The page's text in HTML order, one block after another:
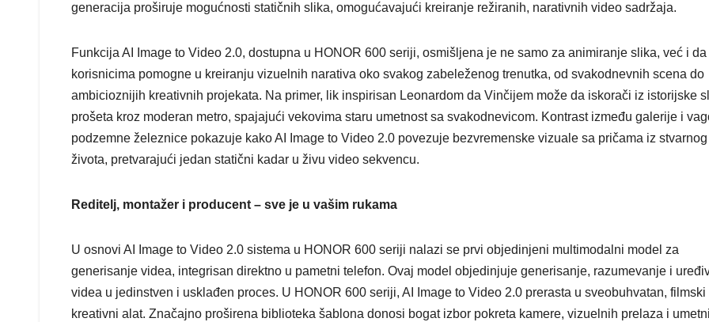
generacija proširuje mogućnosti statičnih slika, omogućavajući kreiranje režiranih, narativnih video sadržaja.
Funkcija AI Image to Video 2.0, dostupna u HONOR 600 seriji, osmišljena je ne samo za animiranje slika, već i da
korisnicima pomogne u kreiranju vizuelnih narativa oko svakog zabeleženog trenutka, od svakodnevnih scena do
ambicioznijih kreativnih projekata. Na primer, lik inspirisan Leonardom da Vinčijem može da iskorači iz istorijske
prošeta kroz moderan metro, spajajući vekovima staru umetnost sa svakodnevicom. Kontrast između galerije i
podzemne železnice pokazuje kako AI Image to Video 2.0 povezuje bezvremenske vizuale sa pričama iz stvarnog
života, pretvarajući jedan statični kadar u živu video sekvencu.
Reditelj, montažer i producent – sve je u vašim rukama
U osnovi AI Image to Video 2.0 sistema u HONOR 600 seriji nalazi se prvi objedinjeni multimodalni model za
generisanje videa, integrisan direktno u pametni telefon. Ovaj model objedinjuje generisanje, razumevanje i
videa u jedinstven i usklađen proces. U HONOR 600 seriji, AI Image to Video 2.0 prerasta u sveobuhvatan, filmski
kreativni alat. Značajno proširena biblioteka šablona donosi bogat izbor pokreta kamere, vizuelnih prelaza i